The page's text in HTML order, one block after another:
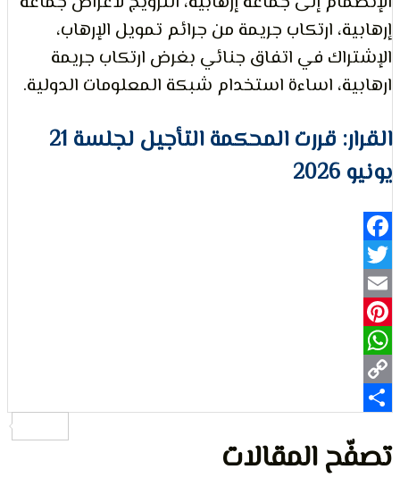
ارتكاب جريمة من جرائم تمويل الإرهاب،
في اتفاق جنائي بغرض ارتكاب جريمة
اساءة استخدام شبكة المعلومات الدولية.
القرار: قررت المحكمة التأجيل لجلسة 21
المقالات